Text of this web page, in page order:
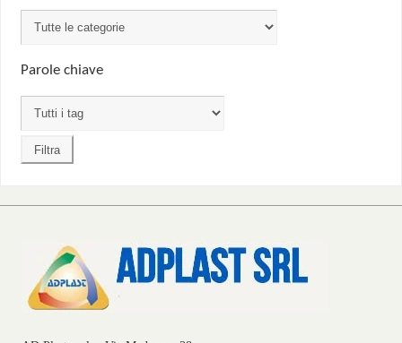
Parole chiave